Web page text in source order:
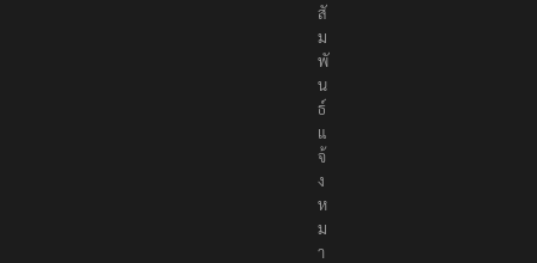
สั
ม
พั
น
ธ์
แ
จ้
ง
ห
ม
า